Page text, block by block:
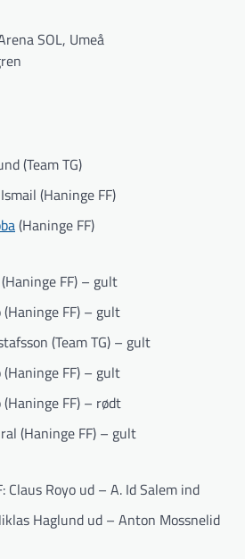
SOL, Umeå
(Team TG)
(Haninge FF)
(Haninge FF)
FF) – gult
(Haninge FF) – gult
(Team TG) – gult
(Haninge FF) – gult
(Haninge FF) – rødt
(Haninge FF) – gult
Claus Royo ud – A. Id Salem ind
Haglund ud – Anton Mossnelid